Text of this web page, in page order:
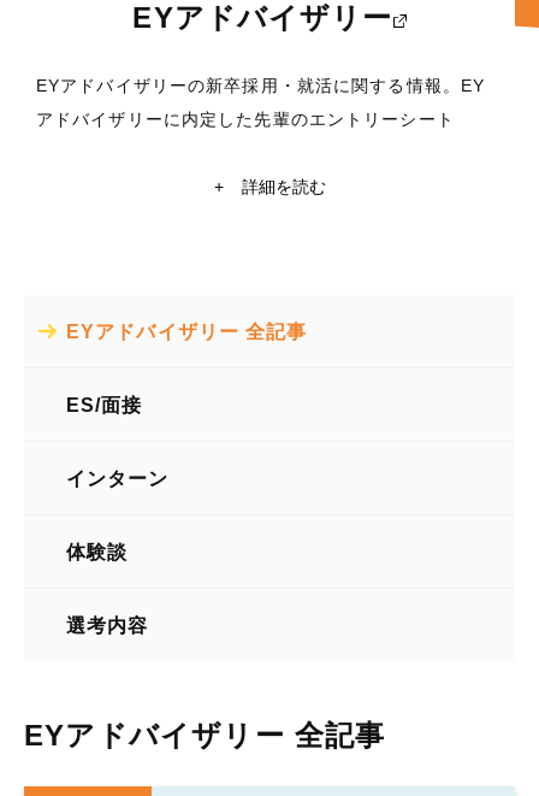
EYアドバイザリー
EYアドバイザリーの新卒採用・就活に関する情報。EY
アドバイザリーに内定した先輩のエントリーシート
立つ情報満載！東京大学・京都大学在籍の現役学生ライ
所在地
+ 詳細を読む
EYアドバイザリー 全記事
ES/面接
インターン
体験談
選考内容
EYアドバイザリー 全記事